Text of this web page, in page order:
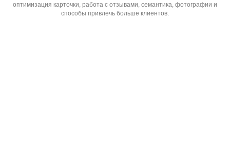
оптимизация карточки, работа с отзывами, семантика, фотографии и
способы привлечь больше клиентов.